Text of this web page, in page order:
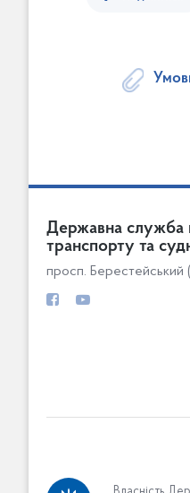
Державна служба
транспорту та
просп. Берестейський